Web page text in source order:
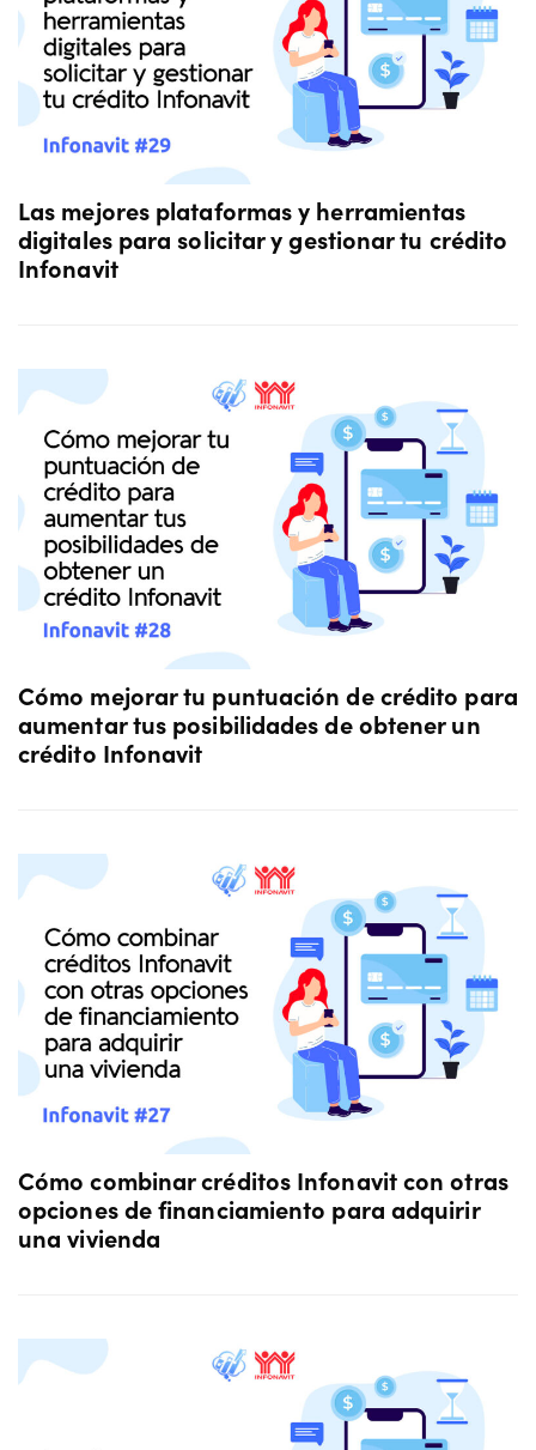
Las mejores plataformas y herramientas
digitales para solicitar y gestionar tu crédito
Infonavit
Cómo mejorar tu puntuación de crédito para
aumentar tus posibilidades de obtener un
crédito Infonavit
Cómo combinar créditos Infonavit con otras
opciones de financiamiento para adquirir
una vivienda